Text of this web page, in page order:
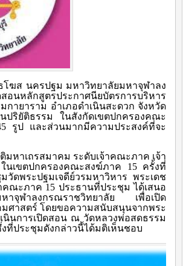
โฆส นครปฐม มหาวิทยาลัยมหาจุฬาลง
นหลักสูตรประกาศนียบัตรการบริหาร
ายาราม อำเภอดำเนินสะดวก จังหวัด
ริยัติธรรม ในสังกัดเขตปกครองคณะ
รูป และส่วนมากมีความประสงค์ที่จะ
าเถรสมาคม ระดับเจ้าคณะภาค เจ้า
นเขตปกครองคณะสงฆ์ภาค 15 ครั้งที่
ดพระปฐมเจดีย์วรมหาวิหาร พระเดช
ณะภาค 15 ประธานที่ประชุม ได้เสนอ
หาจุฬาลงกรณราชวิทยาลัย เพื่อเปิด
ศาสตร์ โดยขอความสนับสนุนจากพระ
นินการเปิดสอน ณ วัดหลวงพ่อสดธรรม
ที่ประชุมดังกล่าวนี้ได้มติเห็นชอบ